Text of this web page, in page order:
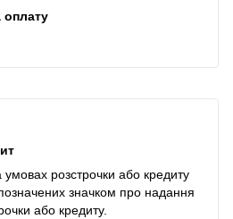
оплату
розстрочки або кредиту
значком про надання
або кредиту.